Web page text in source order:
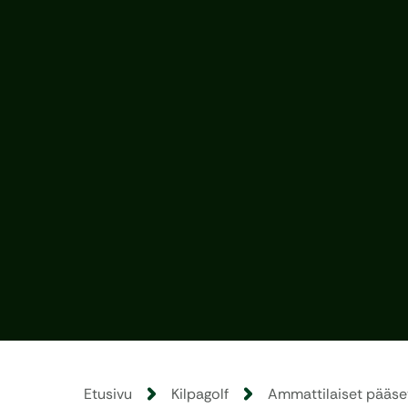
Etusivu Kilpagolf Ammattilaiset